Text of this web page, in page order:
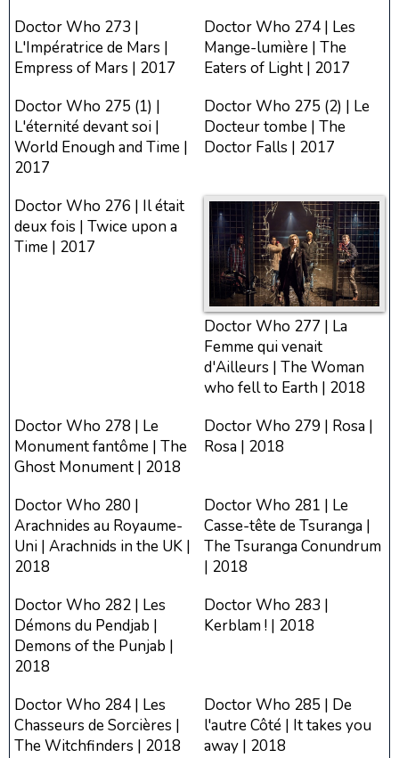
Doctor Who 273 |
L'Impératrice de Mars |
Empress of Mars | 2017
Doctor Who 274 | Les
Mange-lumière | The
Eaters of Light | 2017
Doctor Who 275 (1) |
L'éternité devant soi |
World Enough and Time |
2017
Doctor Who 275 (2) | Le
Docteur tombe | The
Doctor Falls | 2017
Doctor Who 276 | Il était
deux fois | Twice upon a
Time | 2017
Doctor Who 277 | La
Femme qui venait
d'Ailleurs | The Woman
who fell to Earth | 2018
Doctor Who 278 | Le
Monument fantôme | The
Ghost Monument | 2018
Doctor Who 279 | Rosa |
Rosa | 2018
Doctor Who 280 |
Arachnides au Royaume-
Uni | Arachnids in the UK |
2018
Doctor Who 281 | Le
Casse-tête de Tsuranga |
The Tsuranga Conundrum
| 2018
Doctor Who 282 | Les
Démons du Pendjab |
Demons of the Punjab |
2018
Doctor Who 283 |
Kerblam ! | 2018
Doctor Who 284 | Les
Chasseurs de Sorcières |
The Witchfinders | 2018
Doctor Who 285 | De
l'autre Côté | It takes you
away | 2018